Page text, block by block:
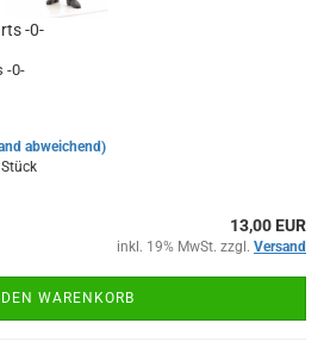
-0-
-0-
abweichend)
13,00 EUR
inkl. 19% MwSt. zzgl. Versand
DEN WARENKORB